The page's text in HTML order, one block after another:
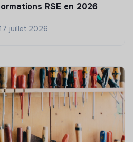
RSE en 2026
17 juillet 2026